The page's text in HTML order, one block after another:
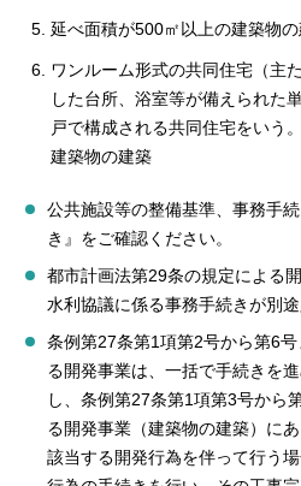
延べ面積が500㎡以上の建築物
ワンルーム形式の共同住宅（主
した台所、浴室等が備えられた
戸で構成される共同住宅をいう
建築物の建築
公共施設等の整備基準、事務手
き』をご確認ください。
都市計画法第29条の規定による
水利協議に係る事務手続きが別途
条例第27条第1項第2号から第6
る開発事業は、一括で手続きを
し、条例第27条第1項第3号から
る開発事業（建築物の建築）に
該当する開発行為を伴って行う